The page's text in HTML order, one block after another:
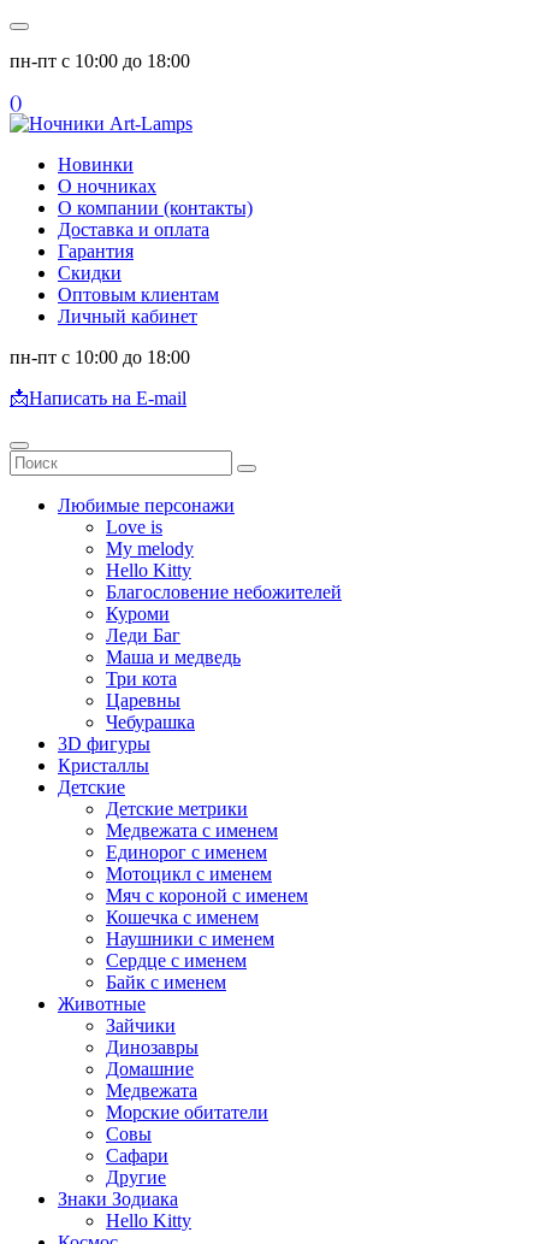
пн-пт с 10:00 до 18:00
()
Новинки
О ночниках
О компании (контакты)
Доставка и оплата
Гарантия
Скидки
Оптовым клиентам
Личный кабинет
пн-пт с 10:00 до 18:00
📩Написать на E-mail
Любимые персонажи
Love is
My melody
Hello Kitty
Благословение небожителей
Куроми
Леди Баг
Маша и медведь
Три кота
Царевны
Чебурашка
3D фигуры
Кристаллы
Детские
Детские метрики
Медвежата с именем
Единорог с именем
Мотоцикл с именем
Мяч с короной с именем
Кошечка с именем
Наушники с именем
Сердце с именем
Байк с именем
Животные
Зайчики
Динозавры
Домашние
Медвежата
Морские обитатели
Совы
Сафари
Другие
Знаки Зодиака
Hello Kitty